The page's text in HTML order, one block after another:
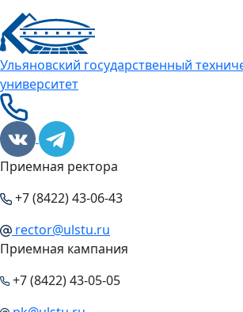
Ульяновский государственный
университет
Приемная ректора
+7 (8422) 43-06-43
rector@ulstu.ru
Приемная кампания
+7 (8422) 43-05-05